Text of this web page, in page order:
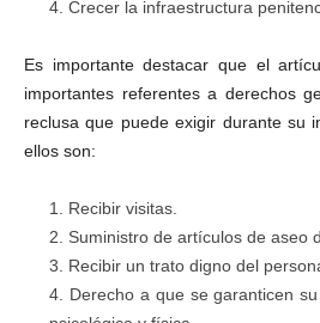
Crecer la infraestructura
Es importante destacar que el
importantes referentes a derechos
reclusa que puede exigir durante su
ellos son:
Recibir visitas.
Suministro de artículos de aseo
Recibir un trato digno del
Derecho a que se garanticen